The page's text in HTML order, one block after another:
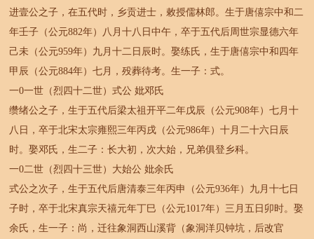
进壹公之子，在五代时，乡贡进士，敕授儒林郎。生于唐僖宗中和二
年壬子（公元882年）八月十八日中午，卒于五代后周世宗显德六年
己未（公元959年）九月十二日辰时。娶练氏，生于唐僖宗中和四年
甲辰（公元884年）七月，殁葬待考。生一子：式。
一0一世（烈四十二世）式公 妣邓氏
缵绪公之子，生于五代后梁太祖开平二年戊辰（公元908年）七月十
八日，卒于北宋太宗雍熙三年丙戌（公元986年）十月二十六日辰
时。娶邓氏，生二子：长大初，次大始，兄弟俱登乡科。
一0二世（烈四十三世）大始公 妣余氏
式公之次子，生于五代后唐清泰三年丙申（公元936年）九月十七日
子时，卒于北宋真宗天禧元年丁巳（公元1017年）三月五日卯时。娶
余氏，生一子：尚，迁往象洞西山溪背（象洞洋贝钟坑，后改官